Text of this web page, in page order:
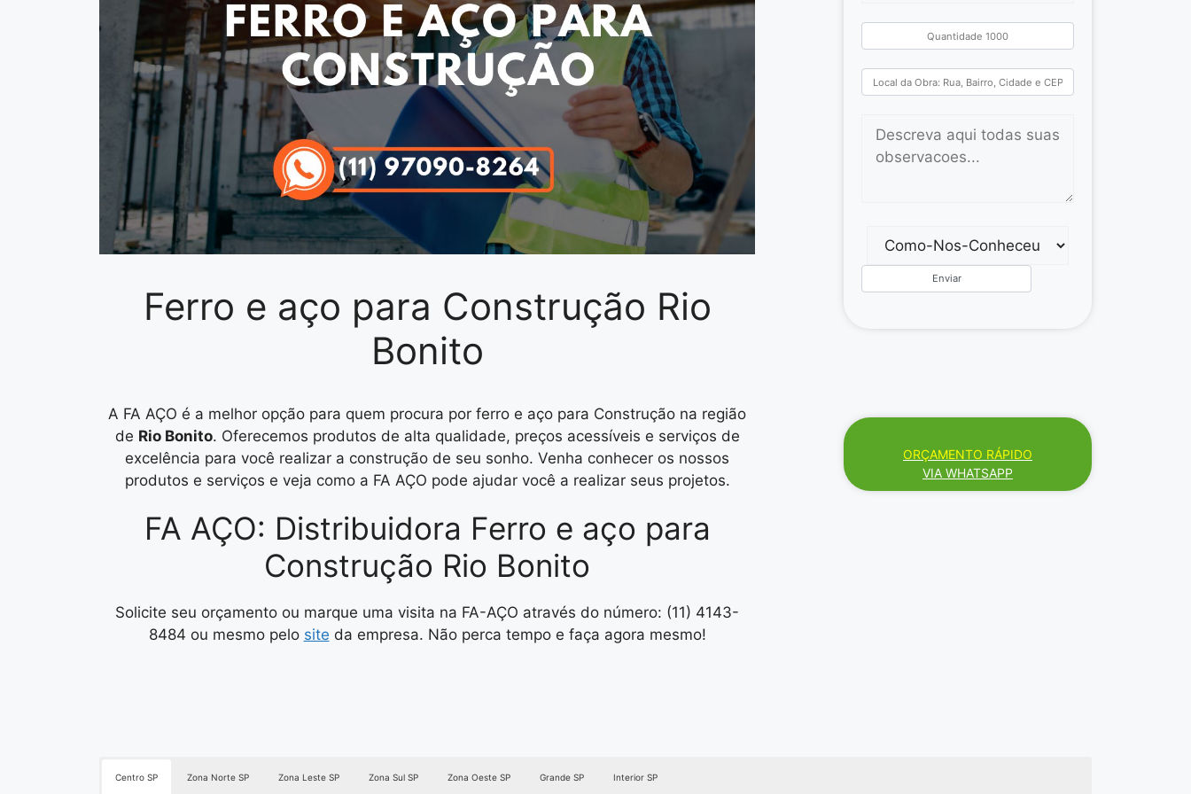
Ferro e aço para Construção Rio
Bonito
A FA AÇO é a melhor opção para quem procura por ferro e aço para Construção na região
de Rio Bonito. Oferecemos produtos de alta qualidade, preços acessíveis e serviços de
excelência para você realizar a construção de seu sonho. Venha conhecer os nossos
produtos e serviços e veja como a FA AÇO pode ajudar você a realizar seus projetos.
FA AÇO: Distribuidora Ferro e aço para
Construção Rio Bonito
Solicite seu orçamento ou marque uma visita na FA-AÇO através do número: (11) 4143-
8484 ou mesmo pelo site da empresa. Não perca tempo e faça agora mesmo!
ORÇAMENTO RÁPIDO
VIA WHATSAPP
Centro SP Zona Norte SP Zona Leste SP Zona Sul SP Zona Oeste SP Grande SP Interior SP